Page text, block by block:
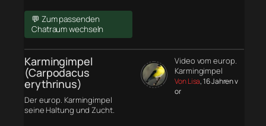
💬 Zum passenden
Chatraum wechseln
Karmingimpel
(Carpodacus
erythrinus)
Der europ. Karmingimpel
seine Haltung und Zucht.
Video vom europ.
Karmingimpel
Von Lisa, 16 Jahren v
or